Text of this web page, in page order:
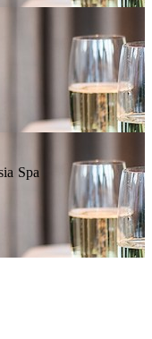
Spa